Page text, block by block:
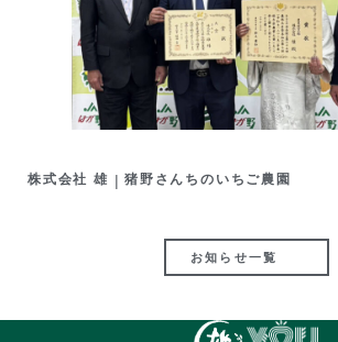
株式会社 雄 | 猪野さんちのいちご農園
お知らせ一覧